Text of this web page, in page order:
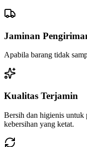
Jaminan
Apabila barang tidak
Kualitas Terjamin
Bersih dan higienis untuk
kebersihan yang ketat.